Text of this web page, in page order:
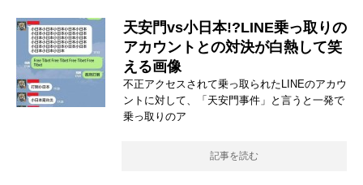
天安門vs小日本!?LINE乗っ取りの
アカウントとの対決が白熱して笑
える画像
不正アクセスされて乗っ取られたLINEのアカウ
ントに対して、「天安門事件」と言うと一発で
乗っ取りのア
記事を読む